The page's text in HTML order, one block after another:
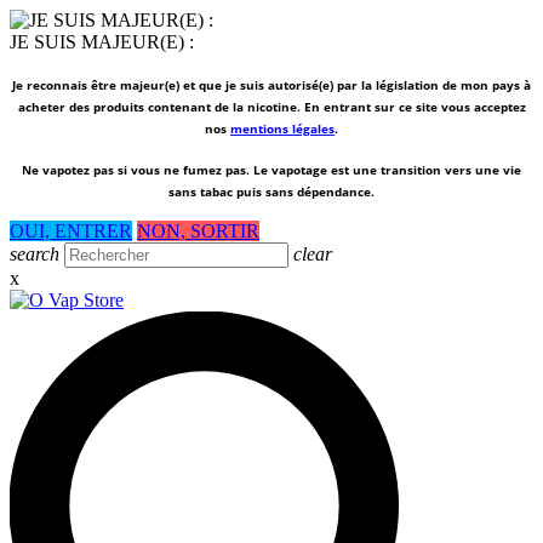
JE SUIS MAJEUR(E) :
Je reconnais être majeur(e) et que je suis autorisé(e) par la législation de mon pays à
acheter des produits contenant de la nicotine. En entrant sur ce site vous acceptez
nos mentions légales.
Ne vapotez pas si vous ne fumez pas. Le vapotage est une transition vers une vie
sans tabac puis sans dépendance.
OUI, ENTRER NON, SORTIR
search
clear
x